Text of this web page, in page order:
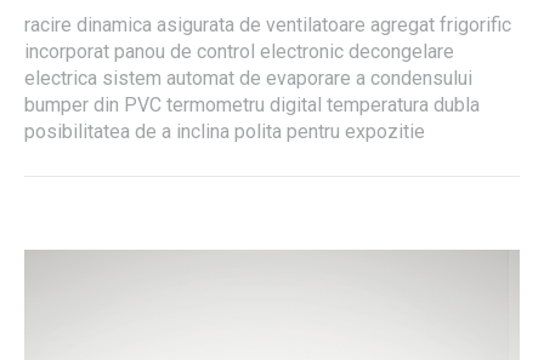
racire dinamica asigurata de ventilatoare agregat frigorific
incorporat panou de control electronic decongelare
electrica sistem automat de evaporare a condensului
bumper din PVC termometru digital temperatura dubla
posibilitatea de a inclina polita pentru expozitie